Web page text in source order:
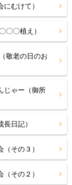
むけて）
〇植え）
敬老の日のお
じゃー（御所
日記）
その３）
その２）